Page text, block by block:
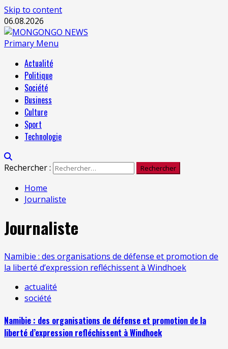
Skip to content
06.08.2026
Primary Menu
Actualité
Politique
Société
Business
Culture
Sport
Technologie
Rechercher :
Home
Journaliste
Journaliste
Namibie : des organisations de défense et promotion de
la liberté d’expression refléchissent à Windhoek
actualité
société
Namibie : des organisations de défense et promotion de la
liberté d’expression refléchissent à Windhoek